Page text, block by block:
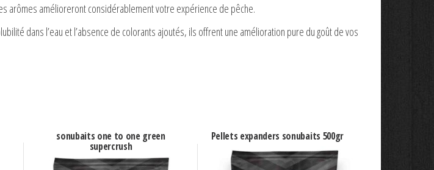
arômes amélioreront considérablement votre expérience de pêche.
dans l’eau et l’absence de colorants ajoutés, ils offrent une amélioration pure du goût de vos
sonubaits one to one green
supercrush
Pellets expanders sonubaits 500gr